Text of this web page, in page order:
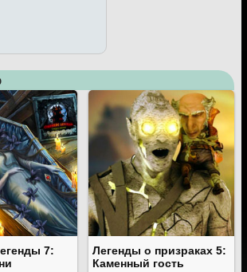
7:
Легенды о призраках 5:
Каменный гость